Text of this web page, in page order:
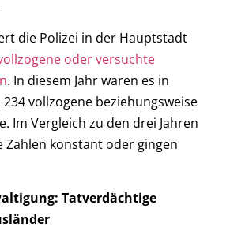
die Polizei in der Hauptstadt
oder versuchte
. In diesem Jahr waren es in
vollzogene beziehungsweise
Im Vergleich zu den drei Jahren
Zahlen konstant oder gingen
Tatverdächtige